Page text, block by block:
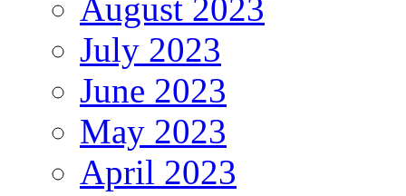
August 2023
July 2023
June 2023
May 2023
April 2023